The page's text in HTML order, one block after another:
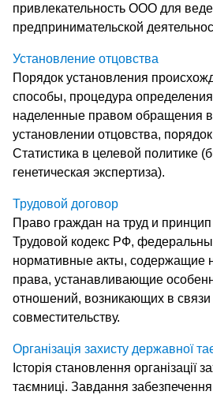
привлекательность ООО для
предпринимательской
Установление отцовства
Порядок установления
способы, процедура
наделенные правом обращения в
установлении отцовства,
Статистика в целевой политике
генетическая экспертиза).
Трудовой договор
Право граждан на труд и
Трудовой кодекс РФ,
нормативные акты, содержащие
права, устанавливающие
отношений, возникающих в связи
совместительству.
Організація захисту державної
Історія становлення організації
таємниці. Завдання